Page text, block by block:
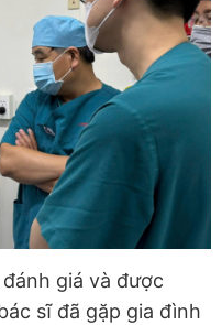
giá và được
sĩ đã gặp gia đình